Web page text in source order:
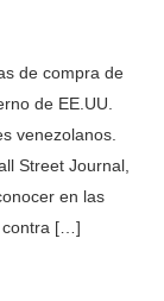
de compra de
de EE.UU.
venezolanos.
Street Journal,
en las
contra […]